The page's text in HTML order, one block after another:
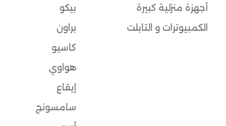
أجهزة منزلية كبيرة
الكمبيوترات و التابلت
بيكو
براون
كاسيو
هواوي
إيقاع
سامسونج